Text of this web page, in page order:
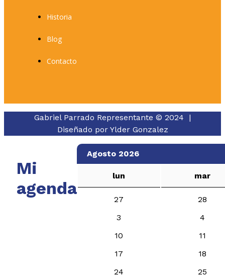
Historia
Blog
Contacto
Gabriel Parrado Representante © 2024 |
Diseñado por Ylder Gonzalez
Mi
agenda
Agosto 2026
lun mar
27
28
3
4
10
11
17
18
24
25